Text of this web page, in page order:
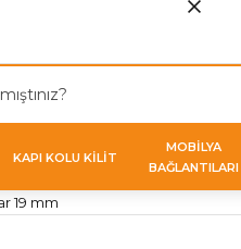
KAPI KOLU KİLİT
MOBİLYA
BAĞLANTILARI
19 mm